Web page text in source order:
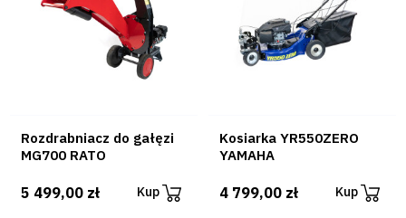
Rozdrabniacz do gałęzi
MG700 RATO
5 499,00 zł Kup
Kosiarka YR550ZERO
YAMAHA
4 799,00 zł Kup